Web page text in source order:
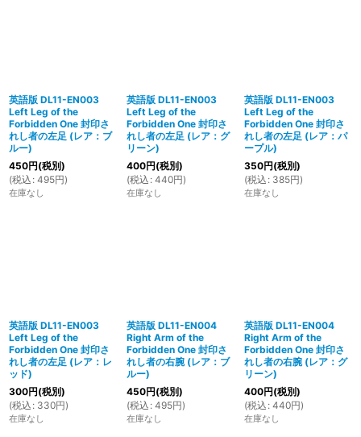
英語版 DL11-EN003
Left Leg of the
Forbidden One 封印さ
れし者の左足 (レア：ブ
ルー)
450円(税別)
(税込 : 495円)
在庫なし
英語版 DL11-EN003
Left Leg of the
Forbidden One 封印さ
れし者の左足 (レア：グ
リーン)
400円(税別)
(税込 : 440円)
在庫なし
英語版 DL11-EN003
Left Leg of the
Forbidden One 封印さ
れし者の左足 (レア：パ
ープル)
350円(税別)
(税込 : 385円)
在庫なし
英語版 DL11-EN003
Left Leg of the
Forbidden One 封印さ
れし者の左足 (レア：レ
ッド)
300円(税別)
(税込 : 330円)
在庫なし
英語版 DL11-EN004
Right Arm of the
Forbidden One 封印さ
れし者の右腕 (レア：ブ
ルー)
450円(税別)
(税込 : 495円)
在庫なし
英語版 DL11-EN004
Right Arm of the
Forbidden One 封印さ
れし者の右腕 (レア：グ
リーン)
400円(税別)
(税込 : 440円)
在庫なし